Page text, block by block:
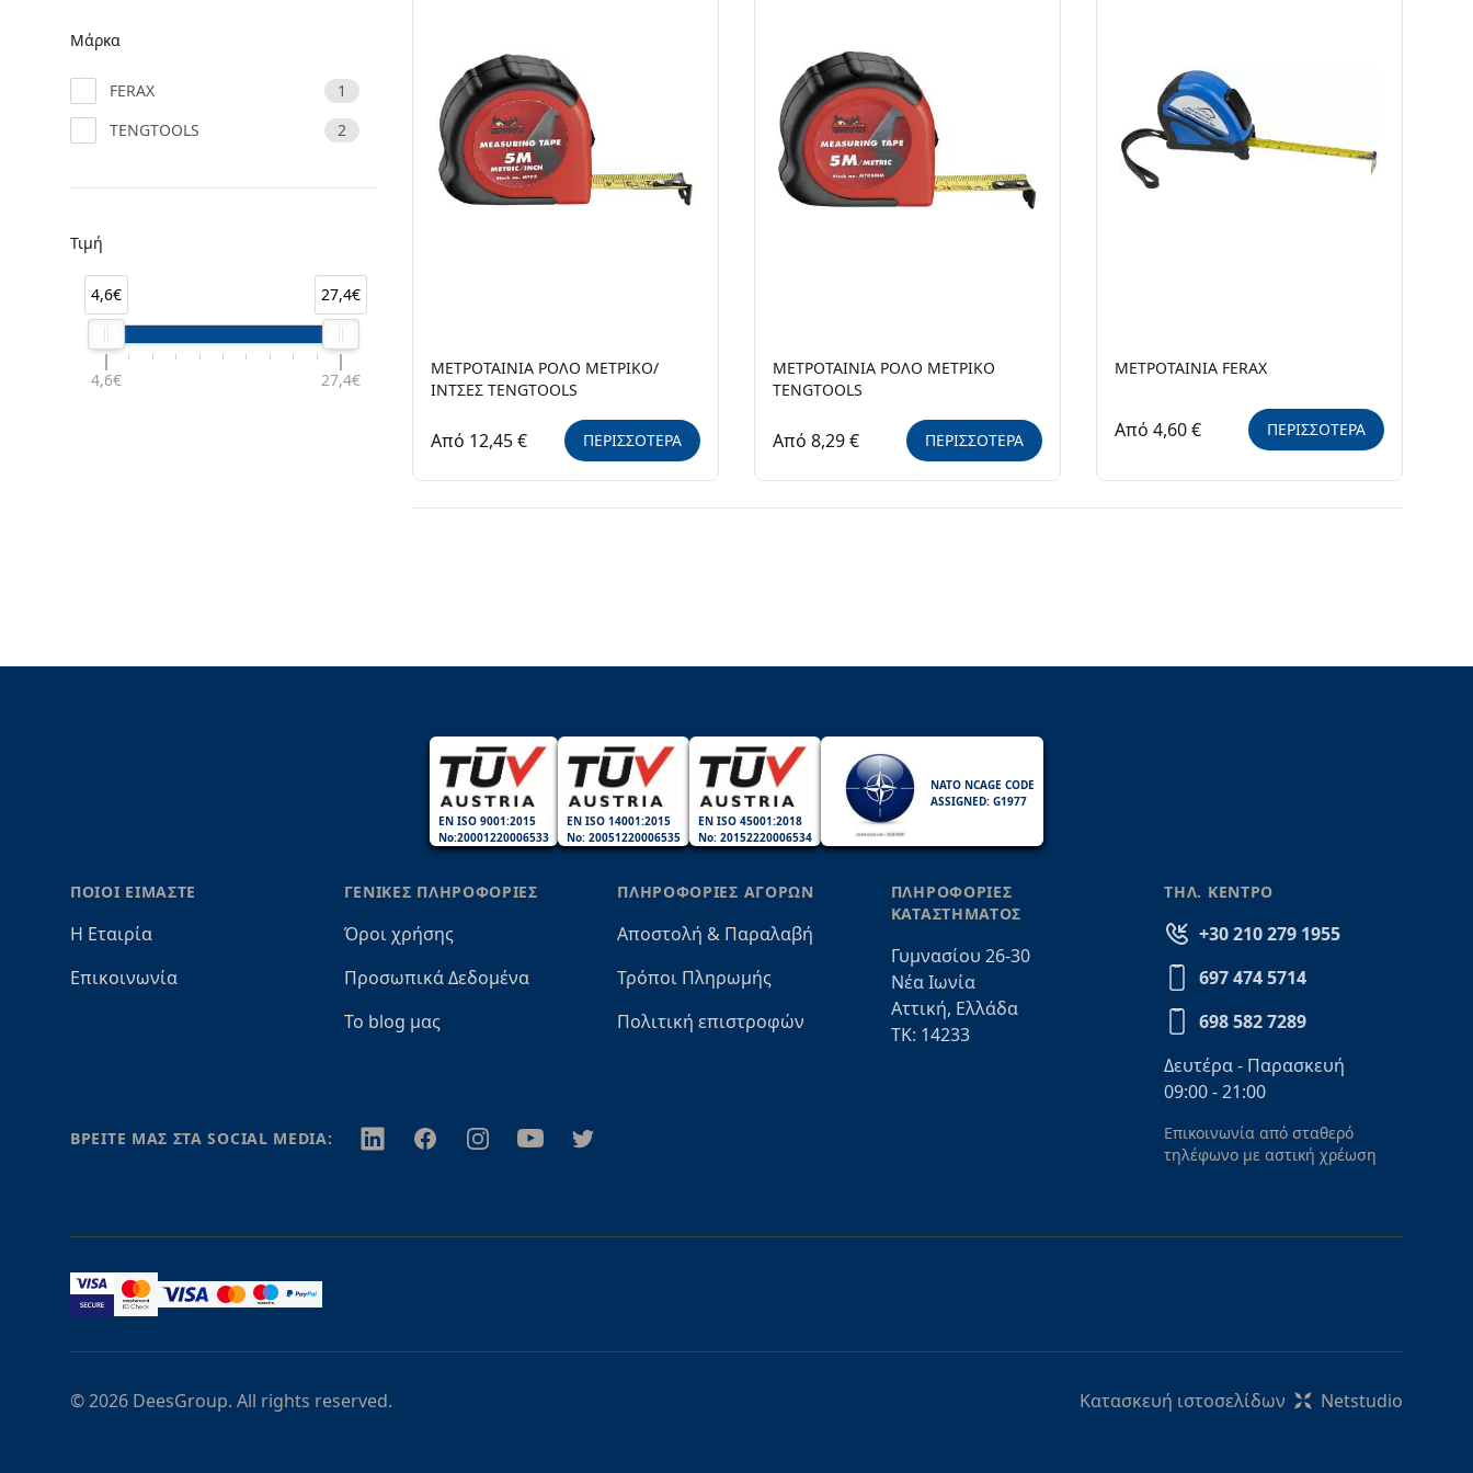
Μάρκα
FERAX
1
TENGTOOLS
2
Τιμή
4,6€ 27,4€
4,6€ 27,4€
ΜΕΤΡΟΤΑΙΝΙΑ ΡΟΛΟ ΜΕΤΡΙΚΟ/
ΙΝΤΣΕΣ TENGTOOLS
Από 12,45 € ΠΕΡΙΣΣΟΤΕΡΑ
ΜΕΤΡΟΤΑΙΝΙΑ ΡΟΛΟ ΜΕΤΡΙΚΟ
TENGTOOLS
Από 8,29 € ΠΕΡΙΣΣΟΤΕΡΑ
ΜΕΤΡΟΤΑΙΝΙΑ FERAX
Από 4,60 € ΠΕΡΙΣΣΟΤΕΡΑ
EN ISO 9001:2015
No:20001220006533
EN ISO 14001:2015
No: 20051220006535
EN ISO 45001:2018
No: 20152220006534
NATO NCAGE CODE
ASSIGNED: G1977
ΠΟΙΟΙ ΕΙΜΑΣΤΕ
Η Εταιρία
Επικοινωνία
ΓΕΝΙΚΕΣ ΠΛΗΡΟΦΟΡΙΕΣ
Όροι χρήσης
Προσωπικά Δεδομένα
Το blog μας
ΠΛΗΡΟΦΟΡΙΕΣ ΑΓΟΡΩΝ
Αποστολή & Παραλαβή
Τρόποι Πληρωμής
Πολιτική επιστροφών
ΠΛΗΡΟΦΟΡΙΕΣ
ΚΑΤΑΣΤΗΜΑΤΟΣ
Γυμνασίου 26-30
Νέα Ιωνία
Αττική, Ελλάδα
ΤΚ: 14233
ΤΗΛ. ΚΕΝΤΡΟ
+30 210 279 1955
697 474 5714
698 582 7289
Δευτέρα - Παρασκευή
09:00 - 21:00
Επικοινωνία από σταθερό
τηλέφωνο με αστική χρέωση
ΒΡΕΙΤΕ ΜΑΣ ΣΤΑ SOCIAL MEDIA: TwitterFacebookInstagramYoutubeTwitter
© 2026 DeesGroup. All rights reserved. Κατασκευή ιστοσελίδων Netstudio